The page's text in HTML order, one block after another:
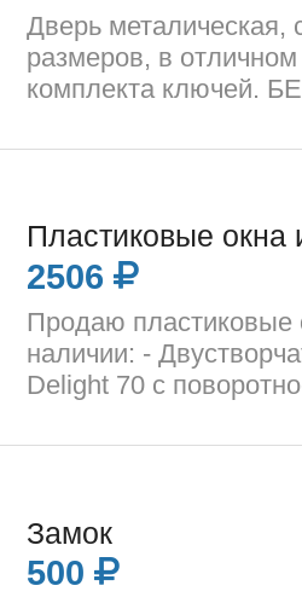
Дверь металическая,
размеров, в
комплекта ключей.
Пластиковые окна
2506
Продаю пластиковые
наличии: -
Delight 70 c
Замок
500